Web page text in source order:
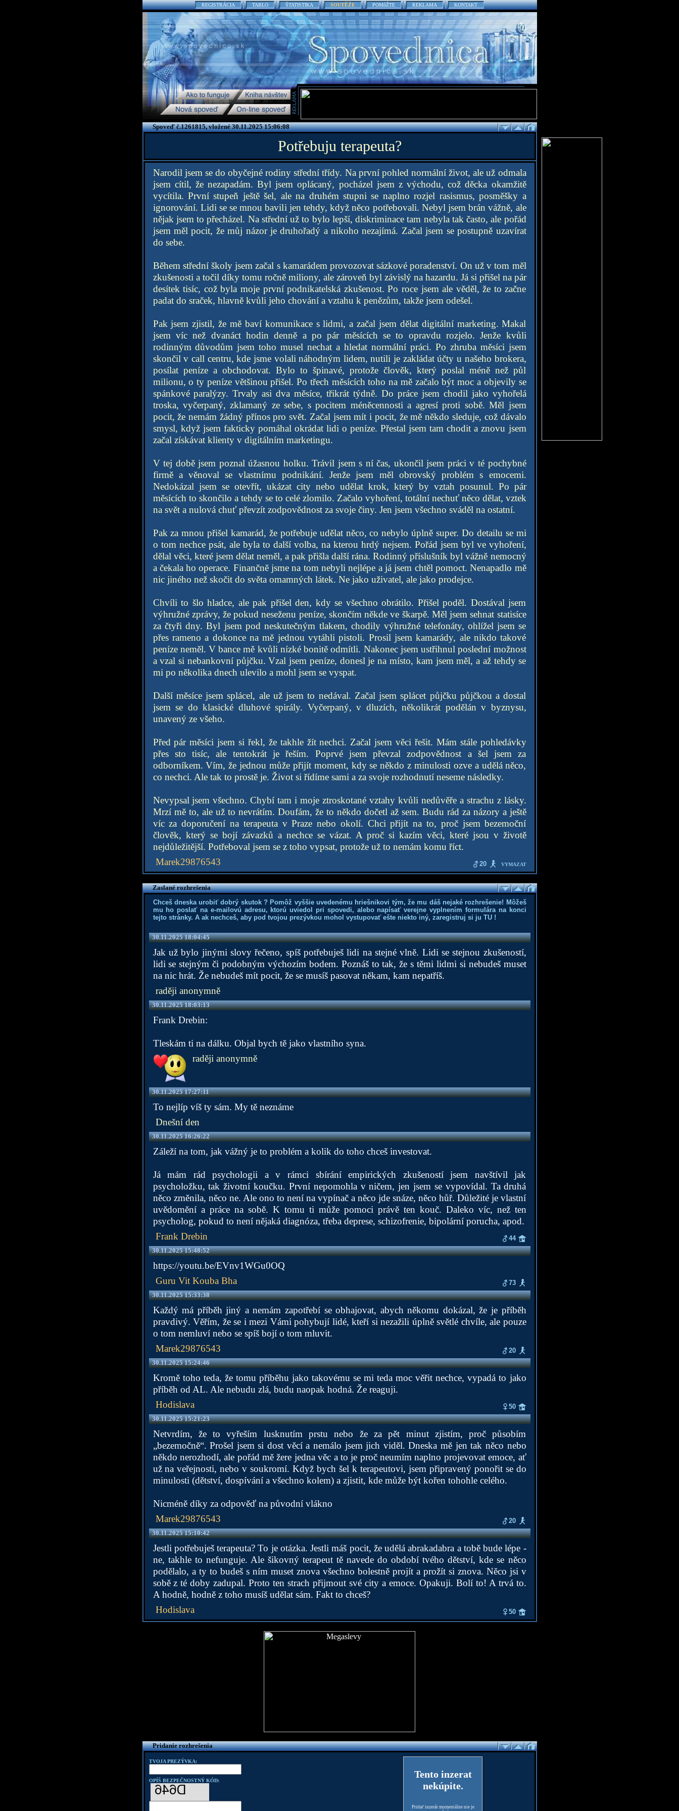
REGISTRÁCIA TABLO ŠTATISTIKA SOUTĚŽE POMôŽTE REKLAMA KONTAKT
Spoveď č.1261815, vložené 30.11.2025 15:06:08
Potřebuju terapeuta?
Narodil jsem se do obyčejné rodiny střední třídy. Na první pohled normální život, ale už odmala
jsem cítil, že nezapadám. Byl jsem oplácaný, pocházel jsem z východu, což děcka okamžitě
vycítila. První stupeň ještě šel, ale na druhém stupni se naplno rozjel rasismus, posměšky a
ignorování. Lidi se se mnou bavili jen tehdy, když něco potřebovali. Nebyl jsem brán vážně, ale
nějak jsem to přecházel. Na střední už to bylo lepší, diskriminace tam nebyla tak často, ale pořád
jsem měl pocit, že můj názor je druhořadý a nikoho nezajímá. Začal jsem se postupně uzavírat
do sebe.
Během střední školy jsem začal s kamarádem provozovat sázkové poradenství. On už v tom měl
zkušenosti a točil díky tomu ročně miliony, ale zároveň byl závislý na hazardu. Já si přišel na pár
desítek tisíc, což byla moje první podnikatelská zkušenost. Po roce jsem ale věděl, že to začne
padat do sraček, hlavně kvůli jeho chování a vztahu k penězům, takže jsem odešel.
Pak jsem zjistil, že mě baví komunikace s lidmi, a začal jsem dělat digitální marketing. Makal
jsem víc než dvanáct hodin denně a po pár měsících se to opravdu rozjelo. Jenže kvůli
rodinným důvodům jsem toho musel nechat a hledat normální práci. Po zhruba měsíci jsem
skončil v call centru, kde jsme volali náhodným lidem, nutili je zakládat účty u našeho brokera,
posílat peníze a obchodovat. Bylo to špinavé, protože člověk, který poslal méně než půl
milionu, o ty peníze většinou přišel. Po třech měsících toho na mě začalo být moc a objevily se
spánkové paralýzy. Trvaly asi dva měsíce, třikrát týdně. Do práce jsem chodil jako vyhořelá
troska, vyčerpaný, zklamaný ze sebe, s pocitem méněcennosti a agresí proti sobě. Měl jsem
pocit, že nemám žádný přínos pro svět. Začal jsem mít i pocit, že mě někdo sleduje, což dávalo
smysl, když jsem fakticky pomáhal okrádat lidi o peníze. Přestal jsem tam chodit a znovu jsem
začal získávat klienty v digitálním marketingu.
V tej době jsem poznal úžasnou holku. Trávil jsem s ní čas, ukončil jsem práci v té pochybné
firmě a věnoval se vlastnímu podnikání. Jenže jsem měl obrovský problém s emocemi.
Nedokázal jsem se otevřít, ukázat city nebo udělat krok, který by vztah posunul. Po pár
měsících to skončilo a tehdy se to celé zlomilo. Začalo vyhoření, totální nechuť něco dělat, vztek
na svět a nulová chuť převzít zodpovědnost za svoje činy. Jen jsem všechno sváděl na ostatní.
Pak za mnou přišel kamarád, že potřebuje udělat něco, co nebylo úplně super. Do detailu se mi
o tom nechce psát, ale byla to další volba, na kterou hrdý nejsem. Pořád jsem byl ve vyhoření,
dělal věci, které jsem dělat neměl, a pak přišla další rána. Rodinný příslušník byl vážně nemocný
a čekala ho operace. Finančně jsme na tom nebyli nejlépe a já jsem chtěl pomoct. Nenapadlo mě
nic jiného než skočit do světa omamných látek. Ne jako uživatel, ale jako prodejce.
Chvíli to šlo hladce, ale pak přišel den, kdy se všechno obrátilo. Přišel poděl. Dostával jsem
výhružné zprávy, že pokud neseženu peníze, skončím někde ve škarpě. Měl jsem sehnat statisíce
za čtyři dny. Byl jsem pod neskutečným tlakem, chodily výhružné telefonáty, ohlížel jsem se
přes rameno a dokonce na mě jednou vytáhli pistoli. Prosil jsem kamarády, ale nikdo takové
peníze neměl. V bance mě kvůli nízké bonitě odmítli. Nakonec jsem ustřihnul poslední možnost
a vzal si nebankovní půjčku. Vzal jsem peníze, donesl je na místo, kam jsem měl, a až tehdy se
mi po několika dnech ulevilo a mohl jsem se vyspat.
Další měsíce jsem splácel, ale už jsem to nedával. Začal jsem splácet půjčku půjčkou a dostal
jsem se do klasické dluhové spirály. Vyčerpaný, v dluzích, několikrát podělán v byznysu,
unavený ze všeho.
Před pár měsíci jsem si řekl, že takhle žít nechci. Začal jsem věci řešit. Mám stále pohledávky
přes sto tisíc, ale tentokrát je řeším. Poprvé jsem převzal zodpovědnost a šel jsem za
odborníkem. Vím, že jednou může přijít moment, kdy se někdo z minulosti ozve a udělá něco,
co nechci. Ale tak to prostě je. Život si řídíme sami a za svoje rozhodnutí neseme následky.
Nevypsal jsem všechno. Chybí tam i moje ztroskotané vztahy kvůli nedůvěře a strachu z lásky.
Mrzí mě to, ale už to nevrátím. Doufám, že to někdo dočetl až sem. Budu rád za názory a ještě
víc za doporučení na terapeuta v Praze nebo okolí. Chci přijít na to, proč jsem bezemoční
člověk, který se bojí závazků a nechce se vázat. A proč si kazím věci, které jsou v životě
nejdůležitější. Potřeboval jsem se z toho vypsat, protože už to nemám komu říct.
Marek29876543
20 VYMAZAT
Zaslané rozhrešenia
Chceš dneska urobiť dobrý skutok ? Pomôž vyššie uvedenému hriešnikovi tým, že mu dáš nejaké rozhrešenie! Môžeš
mu ho poslať na e-mailovú adresu, ktorú uviedol pri spovedi, alebo napísať verejne vyplnením formulára na konci
tejto stránky. A ak nechceš, aby pod tvojou prezývkou mohol vystupovať ešte niekto iný, zaregistruj si ju TU!
30.11.2025 18:04:45
Jak už bylo jinými slovy řečeno, spíš potřebuješ lidi na stejné vlně. Lidi se stejnou zkušeností,
lidi se stejným či podobným výchozím bodem. Poznáš to tak, že s těmi lidmi si nebudeš muset
na nic hrát. Že nebudeš mít pocit, že se musíš pasovat někam, kam nepatříš.
raději anonymně
30.11.2025 18:03:13
Frank Drebin:
Tleskám ti na dálku. Objal bych tě jako vlastního syna.
raději anonymně
30.11.2025 17:27:11
To nejlíp víš ty sám. My tě neznáme
Dnešní den
30.11.2025 16:26:22
Záleží na tom, jak vážný je to problém a kolik do toho chceš investovat.
Já mám rád psychologii a v rámci sbírání empirických zkušeností jsem navštívil jak
psycholožku, tak životní koučku. První nepomohla v ničem, jen jsem se vypovídal. Ta druhá
něco změnila, něco ne. Ale ono to není na vypínač a něco jde snáze, něco hůř. Důležité je vlastní
uvědomění a práce na sobě. K tomu ti může pomoci právě ten kouč. Daleko víc, než ten
psycholog, pokud to není nějaká diagnóza, třeba deprese, schizofrenie, bipolární porucha, apod.
Frank Drebin
44
30.11.2025 15:48:52
https://youtu.be/EVnv1WGu0OQ
Guru Vit Kouba Bha
73
30.11.2025 15:33:38
Každý má příběh jiný a nemám zapotřebí se obhajovat, abych někomu dokázal, že je příběh
pravdivý. Věřím, že se i mezi Vámi pohybují lidé, kteří si nezažili úplně světlé chvíle, ale pouze
o tom nemluví nebo se spíš bojí o tom mluvit.
Marek29876543
20
30.11.2025 15:24:46
Kromě toho teda, že tomu příběhu jako takovému se mi teda moc věřit nechce, vypadá to jako
příběh od AL. Ale nebudu zlá, budu naopak hodná. Že reaguji.
Hodislava
50
30.11.2025 15:21:23
Netvrdím, že to vyřeším lusknutím prstu nebo že za pět minut zjistím, proč působím
„bezemočně“. Prošel jsem si dost věcí a nemálo jsem jich viděl. Dneska mě jen tak něco nebo
někdo nerozhodí, ale pořád mě žere jedna věc a to je proč neumím naplno projevovat emoce, ať
už na veřejnosti, nebo v soukromí. Když bych šel k terapeutovi, jsem připravený ponořit se do
minulosti (dětství, dospívání a všechno kolem) a zjistit, kde může být kořen tohohle celého.
Nicméně díky za odpověď na původní vlákno
Marek29876543
20
30.11.2025 15:10:42
Jestli potřebuješ terapeuta? To je otázka. Jestli máš pocit, že udělá abrakadabra a tobě bude lépe -
ne, takhle to nefunguje. Ale šikovný terapeut tě navede do období tvého dětství, kde se něco
podělalo, a ty to budeš s ním muset znova všechno bolestně projít a prožít si znova. Něco jsi v
sobě z té doby zadupal. Proto ten strach přijmout své city a emoce. Opakuji. Bolí to! A trvá to.
A hodně, hodně z toho musíš udělat sám. Fakt to chceš?
Hodislava
50
Pridanie rozhrešenia
TVOJA PREZÝVKA:
OPÍŠ BEZPEČNOSTNÝ KÓD:
Tento inzerat
nekúpite.
Pridať inzerát momentálne nie je